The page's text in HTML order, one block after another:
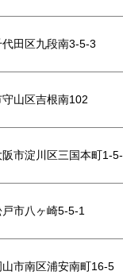
田区九段南3-5-3
山区吉根南102
阪市淀川区三国本町1-
市八ヶ崎5-5-1
山市南区浦安南町16-5